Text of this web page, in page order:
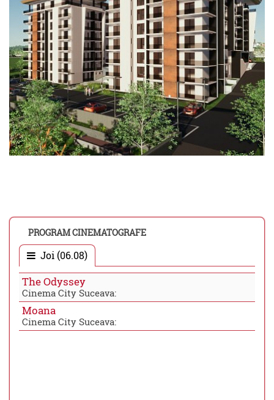
PROGRAM CINEMATOGRAFE
Joi (06.08)
The Odyssey
Cinema City Suceava:
Moana
Cinema City Suceava: